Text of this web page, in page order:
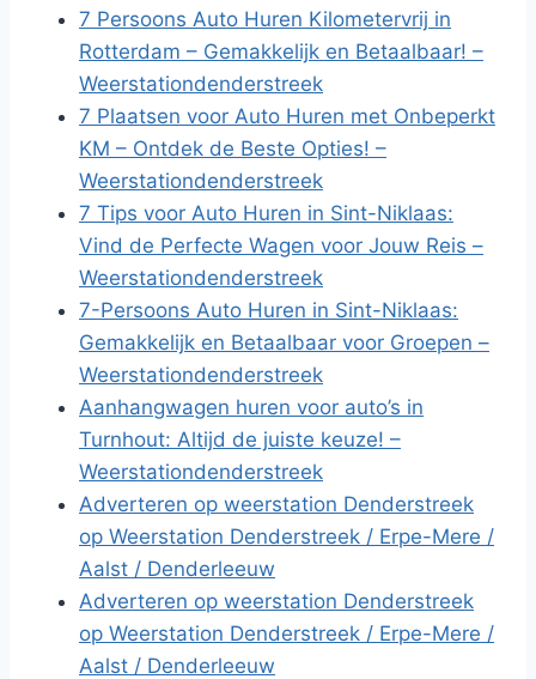
7 Persoons Auto Huren Kilometervrij in
Rotterdam – Gemakkelijk en Betaalbaar! –
Weerstationdenderstreek
7 Plaatsen voor Auto Huren met Onbeperkt
KM – Ontdek de Beste Opties! –
Weerstationdenderstreek
7 Tips voor Auto Huren in Sint-Niklaas:
Vind de Perfecte Wagen voor Jouw Reis –
Weerstationdenderstreek
7-Persoons Auto Huren in Sint-Niklaas:
Gemakkelijk en Betaalbaar voor Groepen –
Weerstationdenderstreek
Aanhangwagen huren voor auto’s in
Turnhout: Altijd de juiste keuze! –
Weerstationdenderstreek
Adverteren op weerstation Denderstreek
op Weerstation Denderstreek / Erpe-Mere /
Aalst / Denderleeuw
Adverteren op weerstation Denderstreek
op Weerstation Denderstreek / Erpe-Mere /
Aalst / Denderleeuw